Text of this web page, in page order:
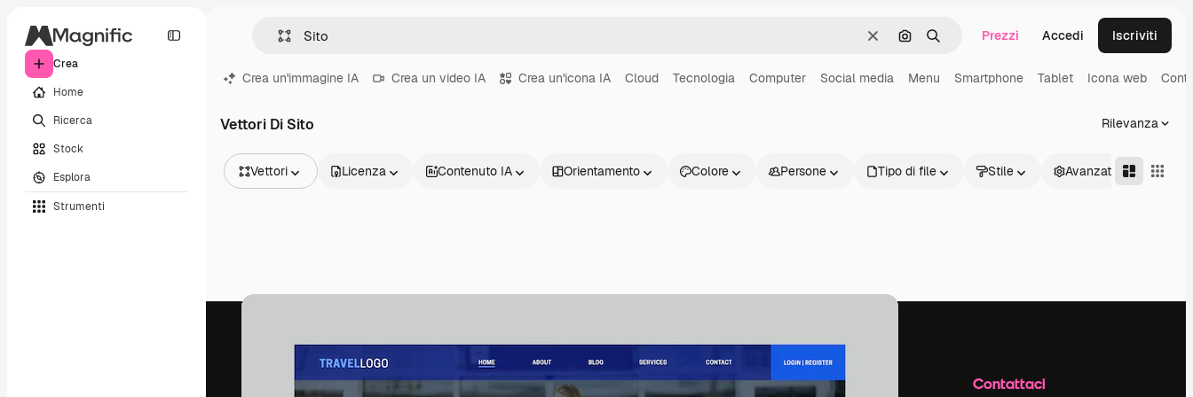
Crea
Home
Ricerca
Stock
Esplora
Strumenti
CancellaCerca per immagine
Ricerca Prezzi Accedi Iscriviti
Crea un'immagine IA Crea un video IA Crea un'icona IA Cloud Tecnologia Computer Social media Menu Smartphone Tablet Icona web
Vettori Di Sito Rilevanza
Vettori
Video
Modelli di video
Licenza Contenuto IA Orientamento Colore Persone Tipo di file Stile Avanzate
Prodotti Inizia Azienda Contattaci